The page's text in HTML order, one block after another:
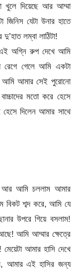
খুলে দিয়েছে আর আম্মা
যেটা উনার হাতে
লম্বা লাঠিটা!
অগ্নি রুপ দেখে আমি
গেলে আমি একটা
আমি আমার সেই পুরোনো
মতো করে হেসে
দিলেন আমার সাথে
আর আমি চললাম আমার
বিকট শব্দ করে, আমি যে
উপরে গিয়ে বসলাম!
আমি আম্মার ক্ষেত্রে
আমার হাসি দেখে
আমার এই হাসির জন্য